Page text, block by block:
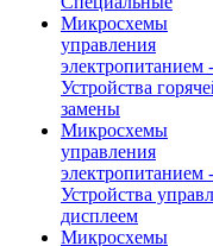
Микросхемы
управления
электропитанием -
Устройства
замены
Микросхемы
управления
электропитанием -
Устройства
дисплеем
Микросхемы